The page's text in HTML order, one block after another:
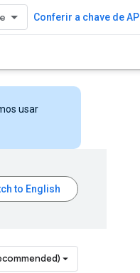
Conferir a chave de API
usar